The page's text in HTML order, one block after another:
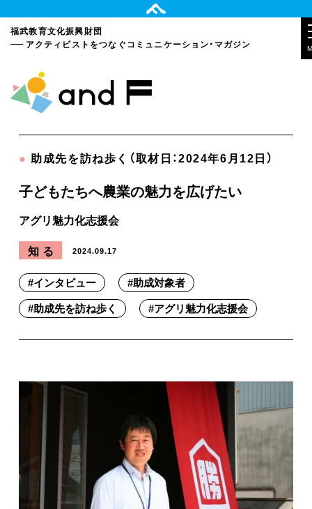
福武教育文化振興財団
アクティビストをつなぐコミュニケーション・マガジン
● 助成先を訪ね歩く（取材日：2024年6月12日）
子どもたちへ農業の魅力を広げたい
アグリ魅力化志援会
知る
2024.09.17
#インタビュー #助成対象者
#助成先を訪ね歩く #アグリ魅力化志援会